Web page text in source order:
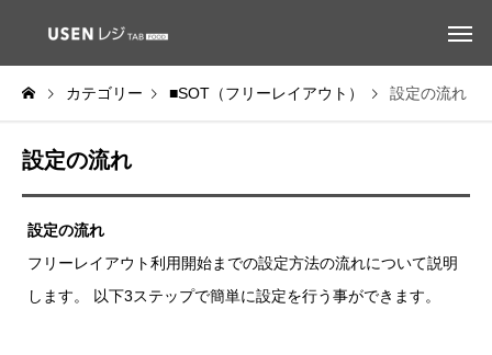
カテゴリー ■SOT（フリーレイアウト） 設定の流れ
設定の流れ
設定の流れ
フリーレイアウト利用開始までの設定方法の流れについて説明
します。 以下3ステップで簡単に設定を行う事ができます。